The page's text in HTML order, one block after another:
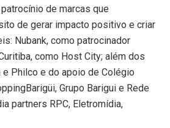
de marcas que
de gerar impacto positivo e criar
Nubank, como patrocinador
como Host City; além dos
Philco e do apoio de Colégio
Grupo Barigui e Rede
partners RPC, Eletromídia,